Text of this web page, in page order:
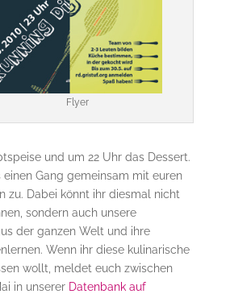
Flyer
und um 22 Uhr das Dessert.
einen Gang gemeinsam mit euren
zu. Dabei könnt ihr diesmal nicht
sondern auch unsere
der ganzen Welt und ihre
Wenn ihr diese kulinarische
wollt, meldet euch zwischen
in unserer Datenbank auf